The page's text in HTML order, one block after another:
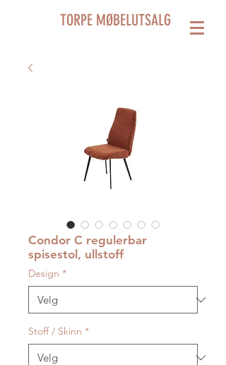
TORPE MØBELUTSALG
Condor C regulerbar
spisestol, ullstoff
Design *
Stoff / Skinn *